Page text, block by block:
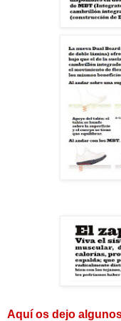
Aquí os dejo